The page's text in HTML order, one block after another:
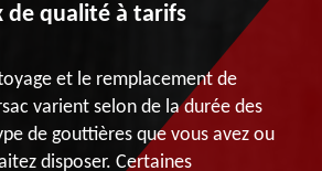
de qualité à tarifs
et le remplacement de
varient selon de la durée des
de gouttières que vous avez ou
disposer. Certaines